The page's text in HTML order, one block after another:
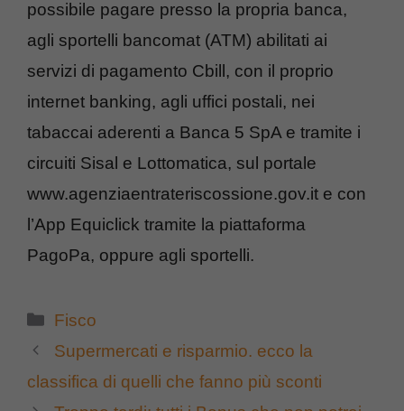
possibile pagare presso la propria banca,
agli sportelli bancomat (ATM) abilitati ai
servizi di pagamento Cbill, con il proprio
internet banking, agli uffici postali, nei
tabaccai aderenti a Banca 5 SpA e tramite i
circuiti Sisal e Lottomatica, sul portale
www.agenziaentrateriscossione.gov.it e con
l’App Equiclick tramite la piattaforma
PagoPa, oppure agli sportelli.
Categorie
Fisco
Supermercati e risparmio. ecco la
classifica di quelli che fanno più sconti